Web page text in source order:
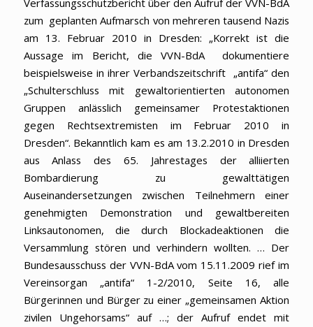
Verfassungsschutzbericht über den Aufruf der VVN-BdA
zum geplanten Aufmarsch von mehreren tausend Nazis
am 13. Februar 2010 in Dresden: „Korrekt ist die
Aussage im Bericht, die VVN-BdA dokumentiere
beispielsweise in ihrer Verbandszeitschrift „antifa“ den
„Schulterschluss mit gewaltorientierten autonomen
Gruppen anlässlich gemeinsamer Protestaktionen
gegen Rechtsextremisten im Februar 2010 in
Dresden“. Bekanntlich kam es am 13.2.2010 in Dresden
aus Anlass des 65. Jahrestages der alliierten
Bombardierung zu gewalttätigen
Auseinandersetzungen zwischen Teilnehmern einer
genehmigten Demonstration und gewaltbereiten
Linksautonomen, die durch Blockadeaktionen die
Versammlung stören und verhindern wollten. … Der
Bundesausschuss der VVN-BdA vom 15.11.2009 rief im
Vereinsorgan „antifa“ 1-2/2010, Seite 16, alle
Bürgerinnen und Bürger zu einer „gemeinsamen Aktion
zivilen Ungehorsams“ auf …; der Aufruf endet mit